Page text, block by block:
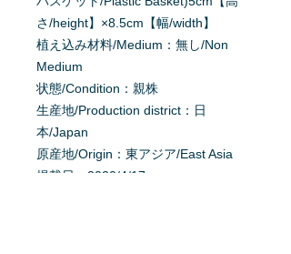
さ/height】×8.5cm【幅/width】
植え込み材料/Medium：無し/Non
Medium
状態/Condition：親株
生産地/Production district：日
本/Japan
原産地/Origin：東アジア/East Asia
掲載日：2020/4/17